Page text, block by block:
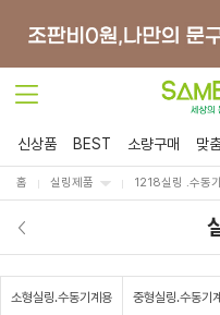
신상품 BEST 소량구매 맞
홈 실링제품 1218실링 .수동
소형실링.수동기계용 중형실링.수동기